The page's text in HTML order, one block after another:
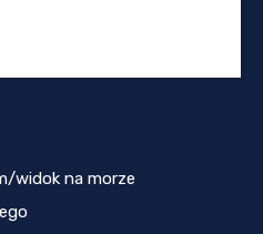
widok na morze